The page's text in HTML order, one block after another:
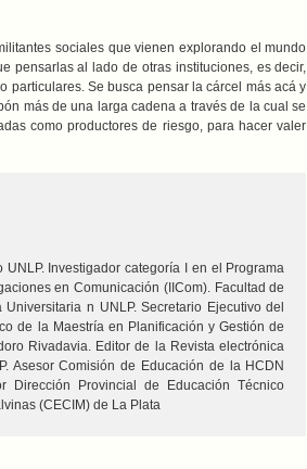
sociales que vienen explorando el mundo
pensarlas al lado de otras instituciones, es decir,
particulares. Se busca pensar la cárcel más acá y
más de una larga cadena a través de la cual se
como productores de riesgo, para hacer valer
Investigador categoría I en el Programa
en Comunicación (IICom). Facultad de
n UNLP. Secretario Ejecutivo del
de la Maestría en Planificación y Gestión de
Rivadavia. Editor de la Revista electrónica
Asesor Comisión de Educación de la HCDN
Dirección Provincial de Educación Técnico
(CECIM) de La Plata